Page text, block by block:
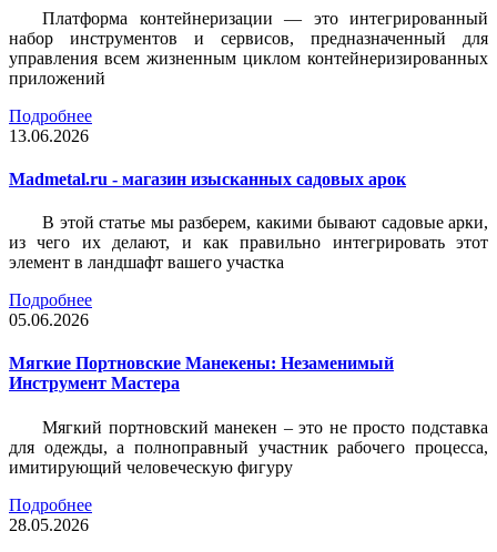
Платформа контейнеризации — это интегрированный
набор инструментов и сервисов, предназначенный для
управления всем жизненным циклом контейнеризированных
приложений
Подробнее
13.06.2026
Madmetal.ru - магазин изысканных садовых арок
В этой статье мы разберем, какими бывают садовые арки,
из чего их делают, и как правильно интегрировать этот
элемент в ландшафт вашего участка
Подробнее
05.06.2026
Мягкие Портновские Манекены: Незаменимый
Инструмент Мастера
Мягкий портновский манекен – это не просто подставка
для одежды, а полноправный участник рабочего процесса,
имитирующий человеческую фигуру
Подробнее
28.05.2026